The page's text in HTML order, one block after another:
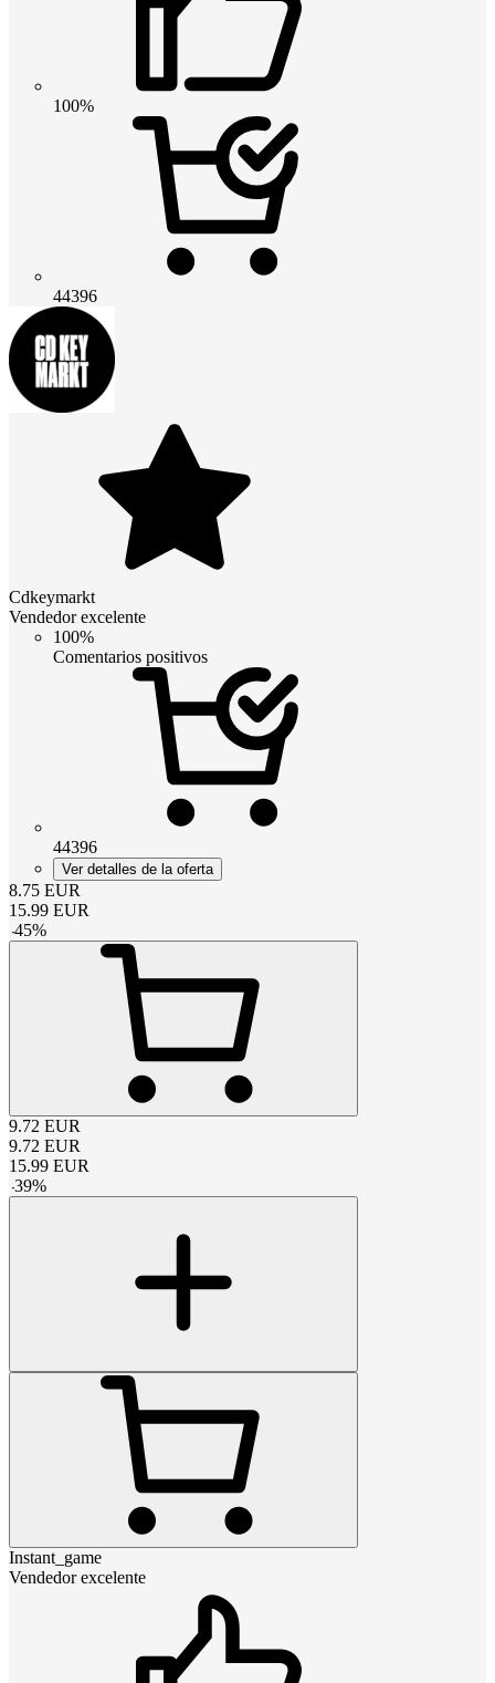
100%
44396
Cdkeymarkt
Vendedor excelente
100%
Comentarios positivos
44396
Ver detalles de la oferta
8.75 EUR
15.99 EUR
-45%
9.72 EUR
9.72 EUR
15.99 EUR
-39%
Instant_game
Vendedor excelente